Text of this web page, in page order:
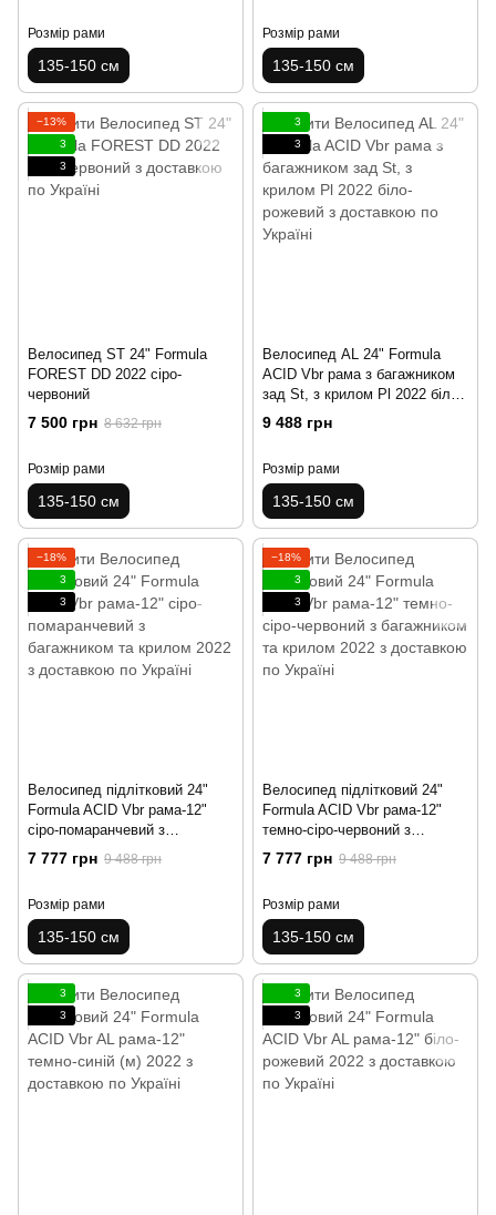
Розмір рами
135-150 см
Розмір рами
135-150 см
−13%
3
3
Велосипед ST 24" Formula
FOREST DD 2022 сіро-
червоний
7 500 грн 8 632 грн
Розмір рами
135-150 см
3
3
Велосипед AL 24" Formula
ACID Vbr рама з багажником
зад St, з крилом Pl 2022 біло-
рожевий
9 488 грн
Розмір рами
135-150 см
−18%
3
3
Велосипед підлітковий 24"
Formula ACID Vbr рама-12"
сіро-помаранчевий з
багажником та крилом 2022
7 777 грн 9 488 грн
Розмір рами
135-150 см
−18%
3
3
Велосипед підлітковий 24"
Formula ACID Vbr рама-12"
темно-сіро-червоний з
багажником та крилом 2022
7 777 грн 9 488 грн
Розмір рами
135-150 см
3
3
3
3